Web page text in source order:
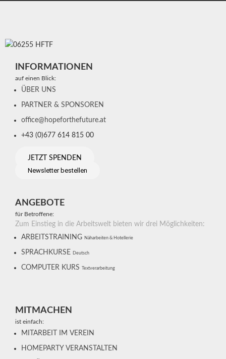
INFORMATIONEN
auf einen Blick:
ÜBER UNS
PARTNER & SPONSOREN
office@hopeforthefuture.at
+43 (0)677 614 815 00
JETZT SPENDEN
Newsletter bestellen
ANGEBOTE
für Betroffene:
Zum Einstieg in die Arbeitswelt bieten wir drei Möglichkeiten:
ARBEITSTRAINING Näharbeiten & Hotellerie
SPRACHKURSE Deutsch
COMPUTER KURS Textverarbeitung
MITMACHEN
ist einfach:
MITARBEIT IM VEREIN
HOMEPARTY VERANSTALTEN